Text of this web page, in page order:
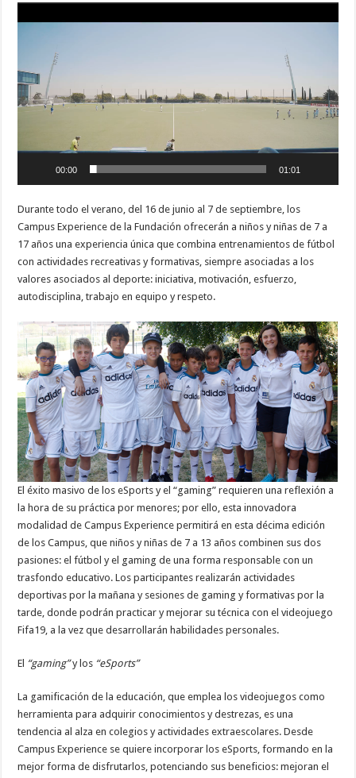
00:00 01:01
Durante todo el verano, del 16 de junio al 7 de septiembre, los
Campus Experience de la Fundación ofrecerán a niños y niñas de 7 a
17 años una experiencia única que combina entrenamientos de fútbol
con actividades recreativas y formativas, siempre asociadas a los
valores asociados al deporte: iniciativa, motivación, esfuerzo,
autodisciplina, trabajo en equipo y respeto.
El éxito masivo de los eSports y el “gaming” requieren una reflexión a
la hora de su práctica por menores; por ello, esta innovadora
modalidad de Campus Experience permitirá en esta décima edición
de los Campus, que niños y niñas de 7 a 13 años combinen sus dos
pasiones: el fútbol y el gaming de una forma responsable con un
trasfondo educativo. Los participantes realizarán actividades
deportivas por la mañana y sesiones de gaming y formativas por la
tarde, donde podrán practicar y mejorar su técnica con el videojuego
Fifa19, a la vez que desarrollarán habilidades personales.
El “gaming”y los “eSports”
La gamificación de la educación, que emplea los videojuegos como
herramienta para adquirir conocimientos y destrezas, es una
tendencia al alza en colegios y actividades extraescolares. Desde
Campus Experience se quiere incorporar los eSports, formando en la
mejor forma de disfrutarlos, potenciando sus beneficios: mejoran el